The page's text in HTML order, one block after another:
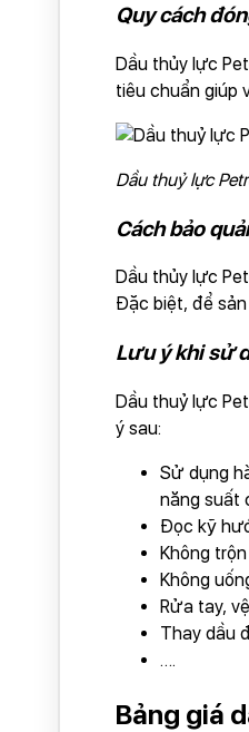
Quy cách
Dầu thủy lực
tiêu chuẩn giúp
Dầu thuỷ lực
Cách bảo
Dầu thủy lực
Đặc biệt, để
Lưu ý khi sử
Dầu thuỷ lực
ý sau:
Sử dụng
năng suất
Đọc kỹ
Không
Không
Rửa tay,
Thay dầu
….
Bảng giá